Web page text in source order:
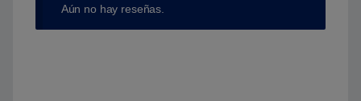
Aún no hay reseñas.